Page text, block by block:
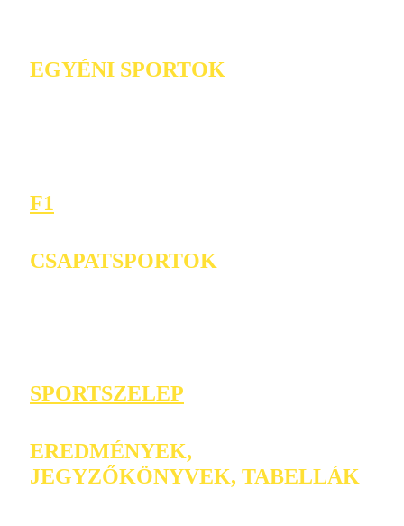
EGYÉNI SPORTOK
F1
CSAPATSPORTOK
SPORTSZELEP
EREDMÉNYEK,
JEGYZŐKÖNYVEK, TABELLÁK